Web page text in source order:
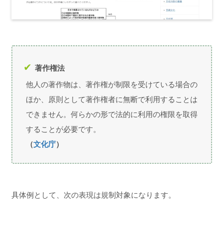
著作権法
他人の著作物は、著作権が制限を受けている場合の
ほか、原則として著作権者に無断で利用することは
できません。何らかの形で法的に利用の権限を取得
することが必要です。
（文化庁）
具体例として、次の表現は規制対象になります。